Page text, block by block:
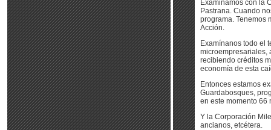
Examinamos con la
Pastrana. Cuando
programa. Tenemos
Acción.
Examínanos todo el
microempresariales,
recibiendo créditos
economía de esta
Entonces estamos
Guardabosques,
en este momento 66
Y la Corporación
ancianos, etcétera.